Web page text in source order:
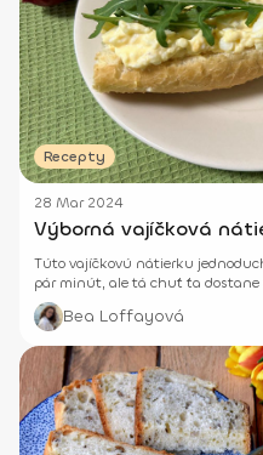
Recepty
28 Mar 2024
Výborná vajíčková
Túto vajíčkovú nátierku
pár minút, ale tá chuť ťa dostane
Bea Loffayová